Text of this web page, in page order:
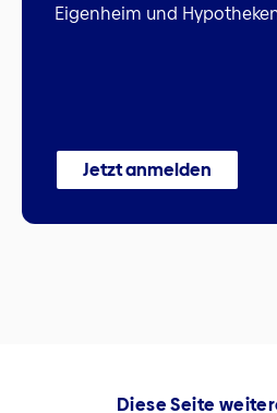
Eigenheim und
Jetzt anmelden
Diese Seite